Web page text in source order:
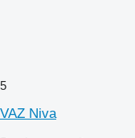
5
VAZ Niva